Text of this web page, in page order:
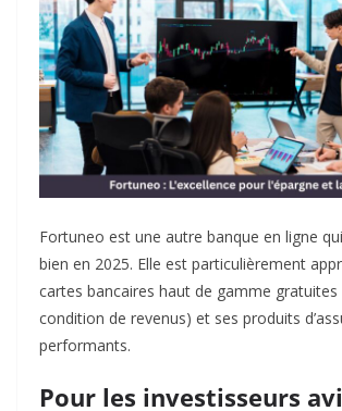
Fortuneo est une autre banque en ligne
bien en 2025. Elle est particulièrement
cartes bancaires haut de gamme gratuites
condition de revenus) et ses produits
performants.
Pour les investisseurs